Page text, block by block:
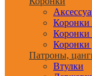
Коронки
Коронки
Коронки
Патроны,
Втулки